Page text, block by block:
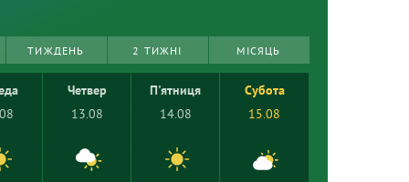
ТИЖДЕНЬ 2 ТИЖНІ МІСЯЦЬ
Четвер
13.08
П'ятниця
14.08
Субота
15.08